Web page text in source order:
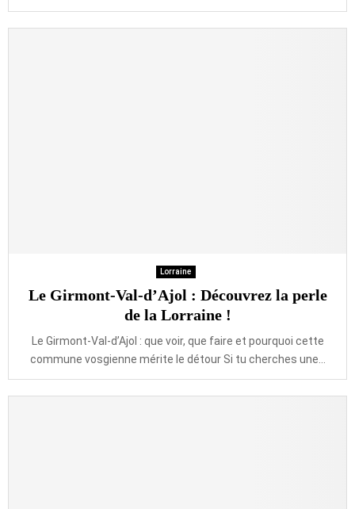
Lorraine
Le Girmont-Val-d’Ajol : Découvrez la perle
de la Lorraine !
Le Girmont-Val-d’Ajol : que voir, que faire et pourquoi cette
commune vosgienne mérite le détour Si tu cherches une...